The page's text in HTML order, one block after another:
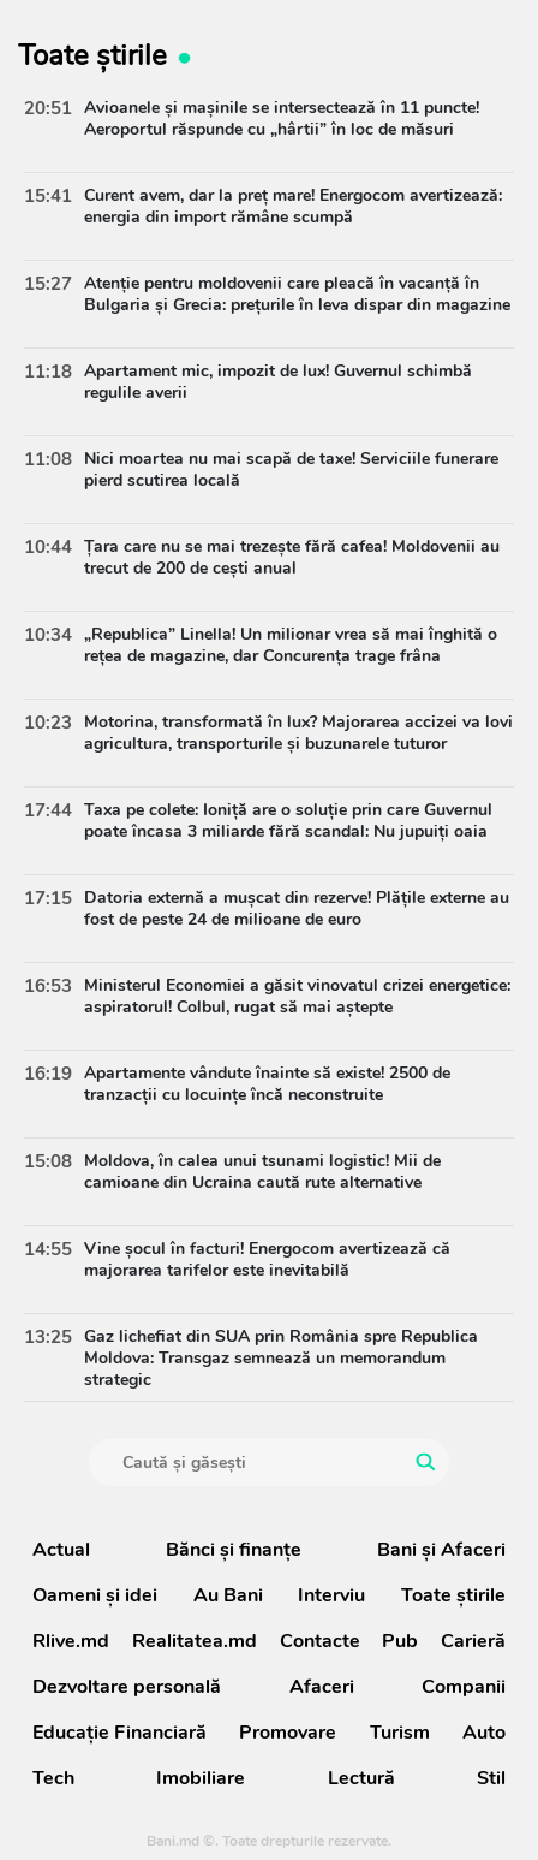
Toate știrile
20:51 Avioanele și mașinile se intersectează în 11 puncte!
Aeroportul răspunde cu „hârtii” în loc de măsuri
15:41 Curent avem, dar la preț mare! Energocom avertizează:
energia din import rămâne scumpă
15:27 Atenție pentru moldovenii care pleacă în vacanță în
Bulgaria și Grecia: prețurile în leva dispar din magazine
11:18 Apartament mic, impozit de lux! Guvernul schimbă
regulile averii
11:08 Nici moartea nu mai scapă de taxe! Serviciile funerare
pierd scutirea locală
10:44 Țara care nu se mai trezește fără cafea! Moldovenii au
trecut de 200 de cești anual
10:34 „Republica” Linella! Un milionar vrea să mai înghită o
rețea de magazine, dar Concurența trage frâna
10:23
Motorina, transformată în lux? Majorarea accizei va lovi
agricultura, transporturile și buzunarele tuturor
17:44 Taxa pe colete: Ioniță are o soluție prin care Guvernul
poate încasa 3 miliarde fără scandal: Nu jupuiți oaia
17:15 Datoria externă a mușcat din rezerve! Plățile externe au
fost de peste 24 de milioane de euro
16:53
Ministerul Economiei a găsit vinovatul crizei energetice:
aspiratorul! Colbul, rugat să mai aștepte
16:19 Apartamente vândute înainte să existe! 2500 de
tranzacții cu locuințe încă neconstruite
15:08 Moldova, în calea unui tsunami logistic! Mii de
camioane din Ucraina caută rute alternative
14:55 Vine șocul în facturi! Energocom avertizează că
majorarea tarifelor este inevitabilă
13:25 Gaz lichefiat din SUA prin România spre Republica
Moldova: Transgaz semnează un memorandum
strategic
Actual Bănci şi finanţe
Bani și Afaceri
Oameni şi idei
Au Bani Interviu
Toate știrile
Rlive.md
Realitatea.md Contacte Pub
Carieră
Dezvoltare personală
Afaceri
Companii
Educație Financiară
Promovare Turism
Auto
Tech
Imobiliare Lectură Stil
Bani.md ©. Toate drepturile rezervate.